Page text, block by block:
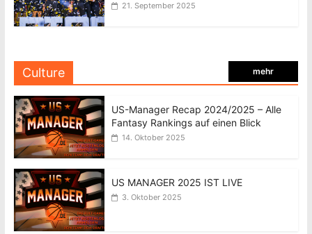
21. September 2025
Culture mehr
US-Manager Recap 2024/2025 – Alle
Fantasy Rankings auf einen Blick
14. Oktober 2025
US MANAGER 2025 IST LIVE
3. Oktober 2025